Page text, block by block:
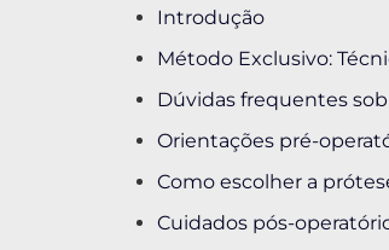
Introdução
Método Exclusivo:
Dúvidas frequentes
Orientações pré-
Como escolher a
Cuidados pós-